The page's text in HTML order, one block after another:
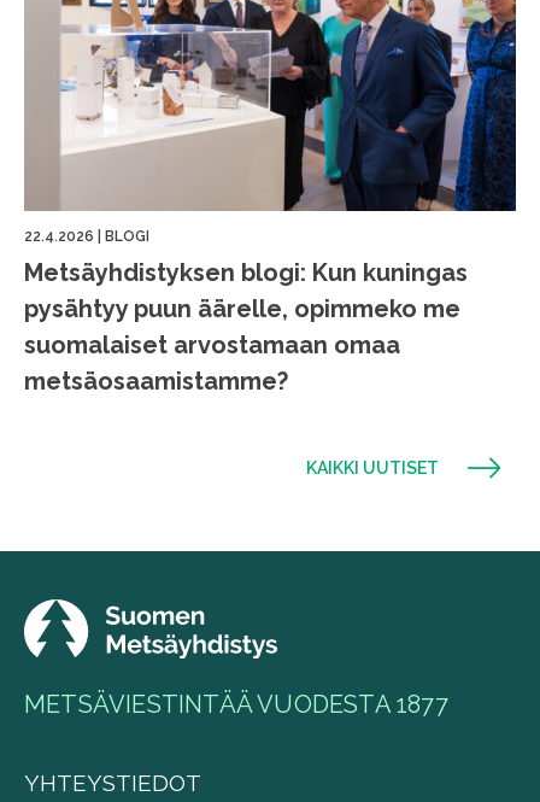
22.4.2026 BLOGI
Metsäyhdistyksen blogi: Kun kuningas
pysähtyy puun äärelle, opimmeko me
suomalaiset arvostamaan omaa
metsäosaamistamme?
KAIKKI UUTISET
METSÄVIESTINTÄÄ VUODESTA 1877
YHTEYSTIEDOT